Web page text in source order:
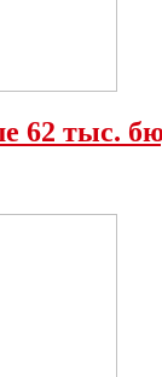
62 тыс.